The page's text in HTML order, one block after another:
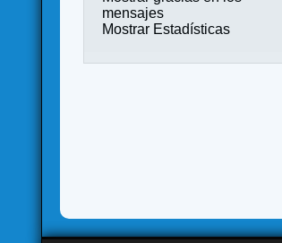
mensajes
Mostrar Estadísticas